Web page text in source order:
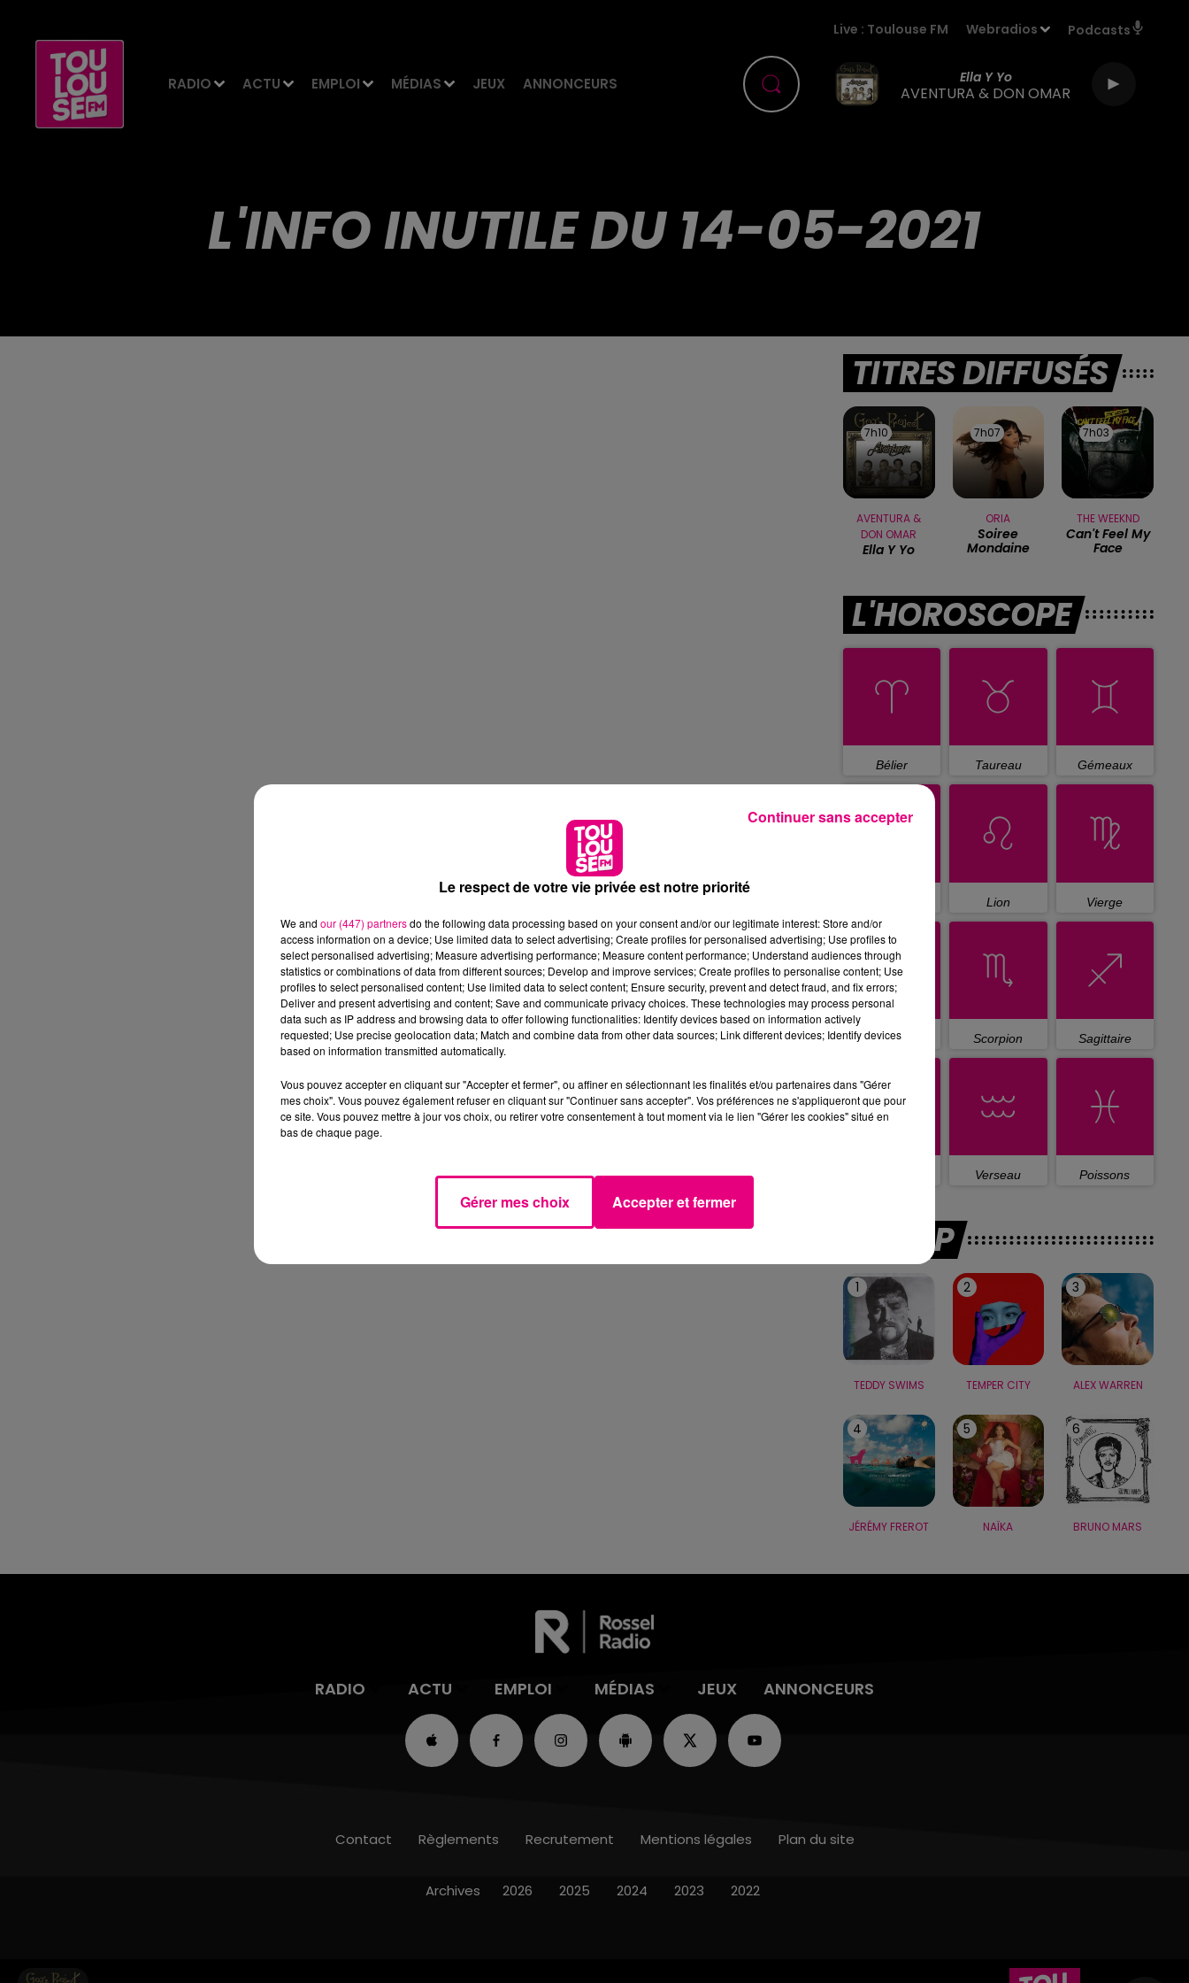
RADIO ACTU EMPLOI MÉDIAS JEUX ANNONCEURS
Live : Toulouse FM Webradios Podcasts
Ella Y Yo
AVENTURA & DON OMAR
L'INFO INUTILE DU 14-05-2021
TITRES DIFFUSÉS
7h10
7h10
AVENTURA &
DON OMAR
Ella Y Yo
7h07
7h07
ORIA
Soiree
Mondaine
7h03
7h03
THE WEEKND
Can't Feel My
Face
L'HOROSCOPE
Bélier Taureau Gémeaux
Lion Vierge
Balance Scorpion Sagittaire
Verseau Poissons
LE TOP
1
TEDDY SWIMS
2
TEMPER CITY
3
ALEX WARREN
4
JÉRÉMY FREROT
5
NAÏKA
6
BRUNO MARS
RADIO ACTU EMPLOI MÉDIAS JEUX ANNONCEURS
Contact Règlements Recrutement Mentions légales Plan du site
Archives 2026 2025 2024 2023 2022
Le respect de votre vie privée est notre priorité
We and our (447) partnersdo the following data processing based on your consent and/or our legitimate interest: Store and/or
access information on a device; Use limited data to select advertising; Create profiles for personalised advertising; Use profiles to
select personalised advertising; Measure advertising performance; Measure content performance; Understand audiences through
statistics or combinations of data from different sources; Develop and improve services; Create profiles to personalise content; Use
profiles to select personalised content; Use limited data to select content; Ensure security, prevent and detect fraud, and fix errors;
Deliver and present advertising and content; Save and communicate privacy choices. These technologies may process personal
data such as IP address and browsing data to offer following functionalities: Identify devices based on information actively
requested; Use precise geolocation data; Match and combine data from other data sources; Link different devices; Identify devices
based on information transmitted automatically.
Vous pouvez accepter en cliquant sur "Accepter et fermer", ou affiner en sélectionnant les finalités et/ou partenaires dans "Gérer
mes choix". Vous pouvez également refuser en cliquant sur "Continuer sans accepter". Vos préférences ne s'appliqueront que pour
ce site. Vous pouvez mettre à jour vos choix, ou retirer votre consentement à tout moment via le lien "Gérer les cookies" situé en
bas de chaque page.
Gérer mes choix Accepter et fermer
Continuer sans accepter